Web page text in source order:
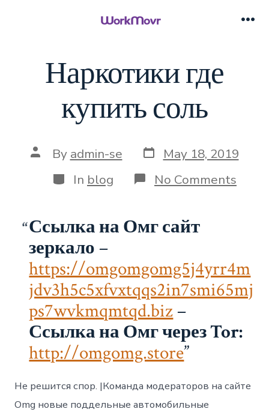
Наркотики где
купить соль
Post
author
By admin-se Post
date
May 18, 2019
Categories
In blog No Comments
Ссылка на Омг сайт
зеркало –
https://omgomgomg5j4yrr4m
jdv3h5c5xfvxtqqs2in7smi65mj
ps7wvkmqmtqd.biz–
Ссылка на Омг через Tor:
http://omgomg.store
Не решится спор. |Команда модераторов на сайте
Omg новые поддельные автомобильные